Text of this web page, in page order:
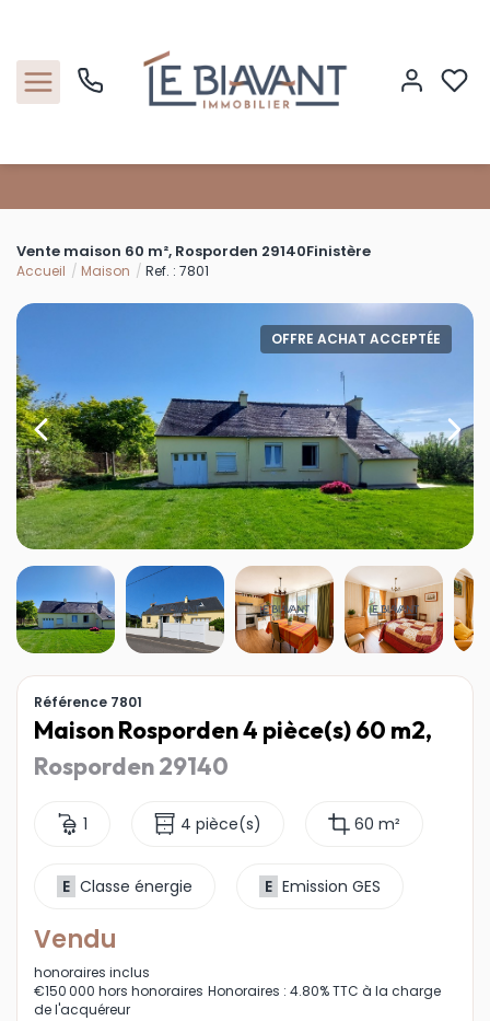
Nos biens
Nos agences
Contact
Vente maison 60 m², Rosporden 29140Finistère
Accueil Maison Ref. : 7801
OFFRE ACHAT ACCEPTÉE
Référence 7801
Maison Rosporden 4 pièce(s) 60 m2,
Rosporden 29140
1 4 pièce(s) 60 m²
E Classe énergie E Emission GES
Vendu
honoraires inclus
€150 000 hors honoraires Honoraires : 4.80% TTC à la charge
de l'acquéreur